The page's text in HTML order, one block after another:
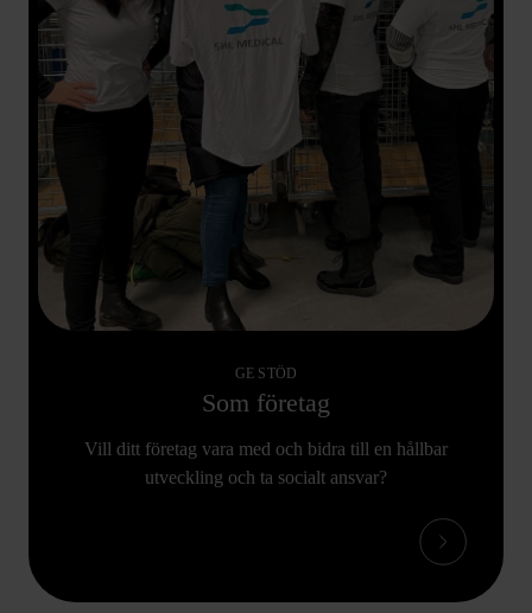
GE STÖD
Som företag
Vill ditt företag vara med och bidra till en hållbar
utveckling och ta socialt ansvar?